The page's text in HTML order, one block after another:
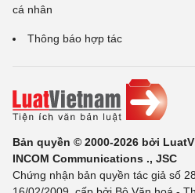
cá nhân
Thông báo hợp tác
Bản quyền © 2000-2026 bởi
INCOM Communications ., JSC
Chứng nhận bản quyền tác giả số